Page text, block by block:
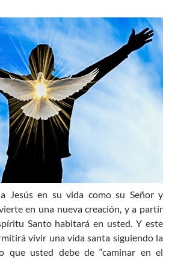
Jesús en su vida como su Señor y
en una nueva creación, y a partir
Santo habitará en usted. Y este
vivir una vida santa siguiendo la
que usted debe de “caminar en el